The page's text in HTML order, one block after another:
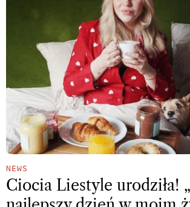
NEWS
Ciocia Liestyle urodziła!